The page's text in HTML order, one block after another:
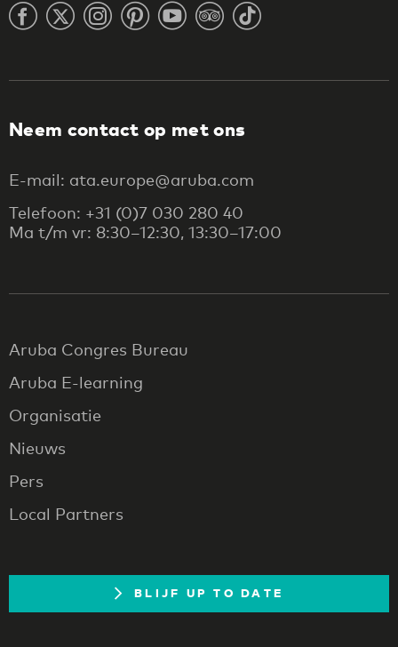
Neem contact op met ons
E-mail: ata.europe@aruba.com
Telefoon: +31 (0)7 030 280 40
Ma t/m vr: 8:30–12:30, 13:30–17:00
Aruba Congres Bureau
Aruba E-learning
Organisatie
Nieuws
Pers
Local Partners
BLIJF UP TO DATE